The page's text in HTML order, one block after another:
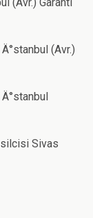
(Avr.)
Sivas